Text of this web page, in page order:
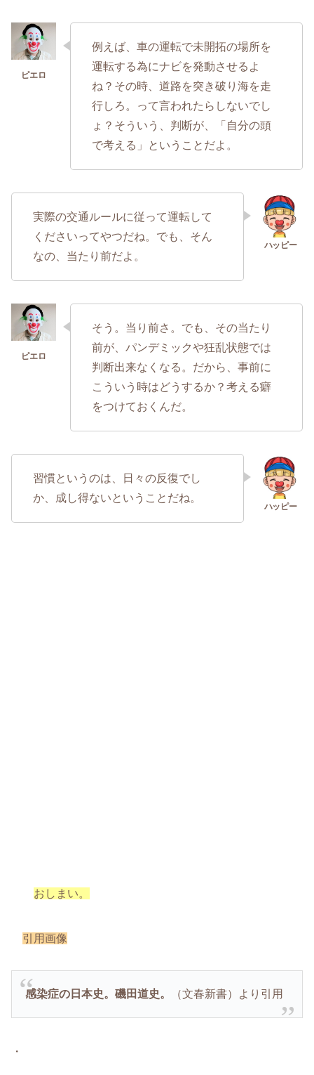
例えば、車の運転で未開拓の場所を
運転する為にナビを発動させるよ
ね？その時、道路を突き破り海を走
行しろ。って言われたらしないでし
ょ？そういう、判断が、「自分の頭
で考える」ということだよ。
実際の交通ルールに従って運転して
くださいってやつだね。でも、そん
なの、当たり前だよ。
そう。当り前さ。でも、その当たり
前が、パンデミックや狂乱状態では
判断出来なくなる。だから、事前に
こういう時はどうするか？考える癖
をつけておくんだ。
習慣というのは、日々の反復でし
か、成し得ないということだね。
おしまい。
引用画像
感染症の日本史。磯田道史。 （文春新書）より引用
・